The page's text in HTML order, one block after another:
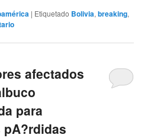
| Etiquetado Bolivia,breaking,
afectados
para